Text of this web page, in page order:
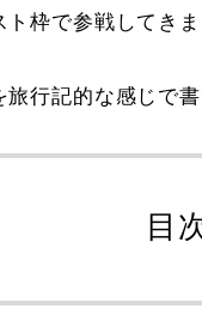
枠で参戦してきま
行記的な感じで
目